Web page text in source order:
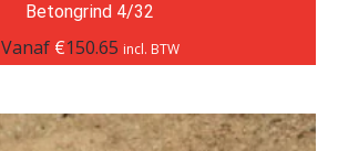
Betongrind 4/32
Vanaf €150.65 incl. BTW